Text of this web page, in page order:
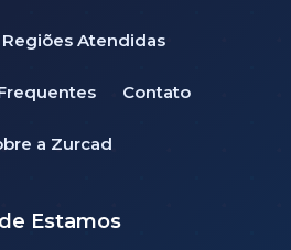
Regiões Atendidas
Contato
a Zurcad
Estamos